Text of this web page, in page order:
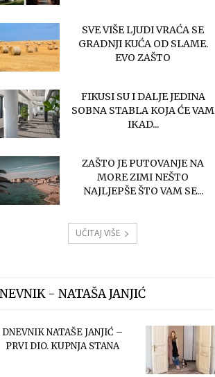
SVE VIŠE LJUDI VRAĆA SE
GRADNJI KUĆA OD SLAME.
EVO ZAŠTO
FIKUSI SU I DALJE JEDINA
SOBNA STABLA KOJA ĆE VAM
IKAD...
ZAŠTO JE PUTOVANJE NA
MORE ZIMI NEŠTO
NAJLJEPŠE ŠTO VAM SE...
UČITAJ VIŠE
- NATAŠA JANJIĆ
DNEVNIK NATAŠE JANJIĆ –
PRVI DIO. KUPNJA STANA